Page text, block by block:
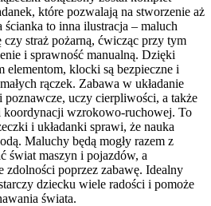
które pozwalają na stworzenie aż
to inna ilustracja – maluch
czy straż pożarną, ćwicząc przy tym
i sprawność manualną. Dzięki
elementom, klocki są bezpieczne i
rączek. Zabawa w układanie
uczy cierpliwości, a także
wzrokowo-ruchowej. To
i układanki sprawi, że nauka
Maluchy będą mogły razem z
świat maszyn i pojazdów, a
zdolności poprzez zabawę. Idealny
dziecku wiele radości i pomoże
świata.